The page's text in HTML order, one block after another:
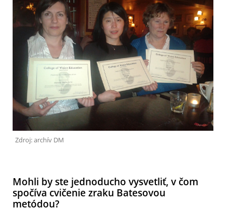
Zdroj: archív DM
Mohli by ste jednoducho vysvetliť, v čom
spočíva cvičenie zraku Batesovou
metódou?